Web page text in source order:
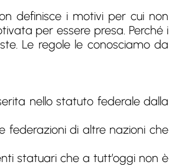
definisce i motivi per cui non
per essere presa. Perché i
Le regole le conosciamo da
nello statuto federale dalla
federazioni di altre nazioni che
statuari che a tutt’oggi non è